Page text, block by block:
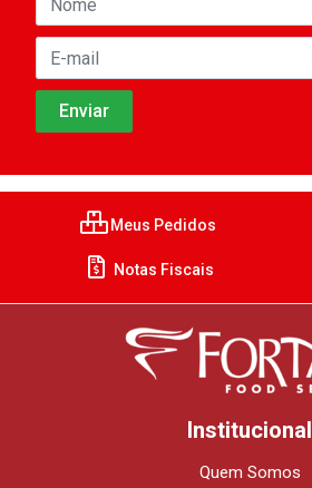
Meus Pedidos
Notas Fiscais
Institucional
Quem Somos